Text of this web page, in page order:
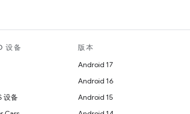
设备
设备
版本
Android 17
Android 16
Android 15